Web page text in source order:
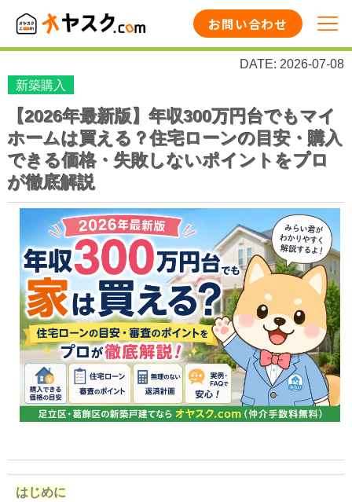
お問い合わせ
DATE: 2026-07-08
新築購入
【2026年最新版】年収300万円台でもマイ
ホームは買える？住宅ローンの目安・購入
できる価格・失敗しないポイントをプロ
が徹底解説
はじめに